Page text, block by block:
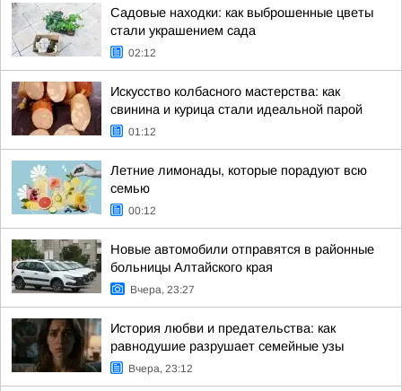
Садовые находки: как выброшенные цветы
стали украшением сада
02:12
Искусство колбасного мастерства: как
свинина и курица стали идеальной парой
01:12
Летние лимонады, которые порадуют всю
семью
00:12
Новые автомобили отправятся в районные
больницы Алтайского края
Вчера, 23:27
История любви и предательства: как
равнодушие разрушает семейные узы
Вчера, 23:12